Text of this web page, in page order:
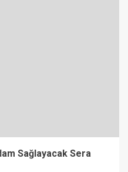
Sağlayacak Sera